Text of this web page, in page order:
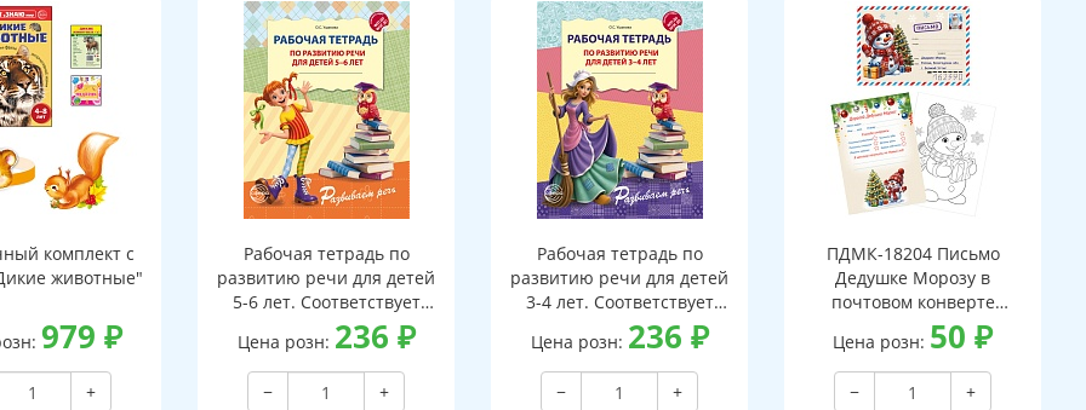
комплект с
животные"
979 ₽
+
Рабочая тетрадь по
развитию речи для детей
5-6 лет. Соответствует
ФГОС ДО - 3-е изд. испр.
Цена розн: 236 ₽
−
+
Рабочая тетрадь по
развитию речи для детей
3-4 лет. Соответствует
ФГОС ДО - 3-е изд. испр.
Цена розн: 236 ₽
−
+
ПДМК-18204 Письмо
Дедушке Морозу в
почтовом конверте
(конверт, письмо с текстом
и раскраской на обороте,
вырубная фигурка)
Цена розн: 50₽
−
+